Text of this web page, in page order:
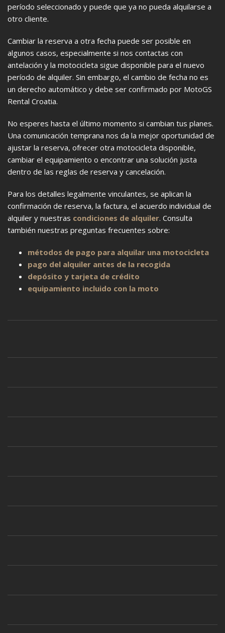
período seleccionado y puede que ya no pueda alquilarse a
otro cliente.
Cambiar la reserva a otra fecha puede ser posible en
algunos casos, especialmente si nos contactas con
antelación y la motocicleta sigue disponible para el nuevo
período de alquiler. Sin embargo, el cambio de fecha no es
un derecho automático y debe ser confirmado por MotoGS
Rental Croatia.
No esperes hasta el último momento si cambian tus planes.
Una comunicación temprana nos da la mejor oportunidad de
ajustar la reserva, ofrecer otra motocicleta disponible,
cambiar el equipamiento o encontrar una solución justa
dentro de las reglas de reserva y cancelación.
Para los detalles legalmente vinculantes, se aplican la
confirmación de reserva, la factura, el acuerdo individual de
alquiler y nuestras condiciones de alquiler. Consulta
también nuestras preguntas frecuentes sobre:
métodos de pago para alquilar una motocicleta
pago del alquiler antes de la recogida
depósito y tarjeta de crédito
equipamiento incluido con la moto